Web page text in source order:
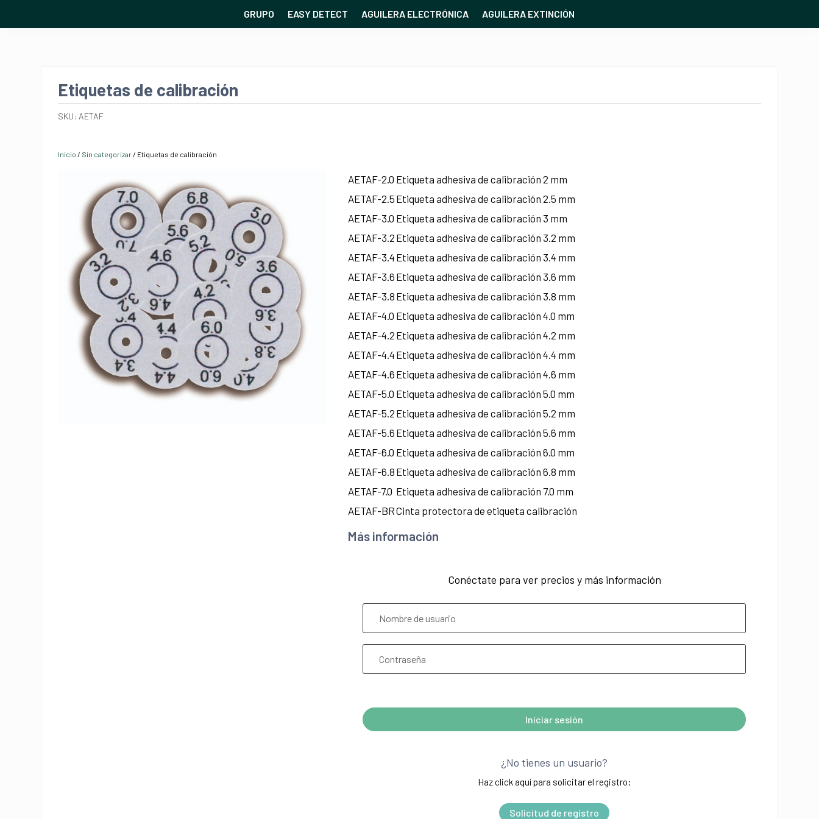
GRUPO EASY DETECT AGUILERA ELECTRÓNICA AGUILERA EXTINCIÓN
Etiquetas de calibración
SKU: AETAF
Inicio / Sin categorizar / Etiquetas de calibración
AETAF-2.0 Etiqueta adhesiva de calibración 2 mm
AETAF-2.5 Etiqueta adhesiva de calibración 2.5 mm
AETAF-3.0 Etiqueta adhesiva de calibración 3 mm
AETAF-3.2 Etiqueta adhesiva de calibración 3.2 mm
AETAF-3.4 Etiqueta adhesiva de calibración 3.4 mm
AETAF-3.6 Etiqueta adhesiva de calibración 3.6 mm
AETAF-3.8 Etiqueta adhesiva de calibración 3.8 mm
AETAF-4.0 Etiqueta adhesiva de calibración 4.0 mm
AETAF-4.2 Etiqueta adhesiva de calibración 4.2 mm
AETAF-4.4 Etiqueta adhesiva de calibración 4.4 mm
AETAF-4.6 Etiqueta adhesiva de calibración 4.6 mm
AETAF-5.0 Etiqueta adhesiva de calibración 5.0 mm
AETAF-5.2 Etiqueta adhesiva de calibración 5.2 mm
AETAF-5.6 Etiqueta adhesiva de calibración 5.6 mm
AETAF-6.0 Etiqueta adhesiva de calibración 6.0 mm
AETAF-6.8 Etiqueta adhesiva de calibración 6.8 mm
AETAF-7.0 Etiqueta adhesiva de calibración 7.0 mm
AETAF-BRCinta protectora de etiqueta calibración
Más información
Conéctate para ver precios y más información
Iniciar sesión
¿No tienes un usuario?
Haz click aquí para solicitar el registro:
Solicitud de registro